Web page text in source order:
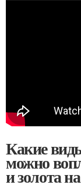
Какие
можно
и золота